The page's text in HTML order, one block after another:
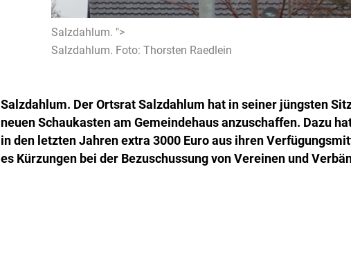
Salzdahlum. ">
Salzdahlum. Foto: Thorsten Raedlein
Salzdahlum. Der Ortsrat Salzdahlum hat in seiner jüngsten
neuen Schaukasten am Gemeindehaus anzuschaffen. Dazu
in den letzten Jahren extra 3000 Euro aus ihren
es Kürzungen bei der Bezuschussung von Vereinen und